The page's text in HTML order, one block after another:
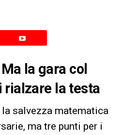
la gara col
rialzare la testa
salvezza matematica
ma tre punti per i